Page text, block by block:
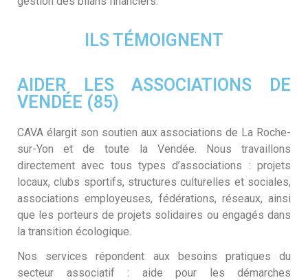
ILS TÉMOIGNENT
AIDER LES ASSOCIATIONS DE
VENDÉE (85)
CAVA élargit son soutien aux associations de La Roche-
sur-Yon et de toute la Vendée. Nous travaillons
directement avec tous types d’associations : projets
locaux, clubs sportifs, structures culturelles et sociales,
associations employeuses, fédérations, réseaux, ainsi
que les porteurs de projets solidaires ou engagés dans
la transition écologique.
Nos services répondent aux besoins pratiques du
secteur associatif : aide pour les démarches